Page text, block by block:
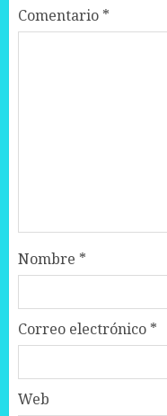
Comentario *
Nombre *
Correo electrónico *
Web